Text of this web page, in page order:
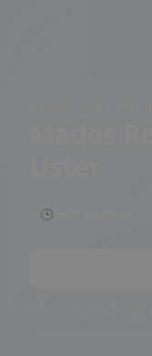
🕒 Jetzt geöffnet